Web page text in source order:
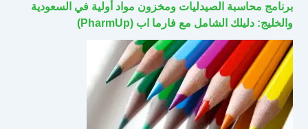
برنامج محاسبة الصيدليات ومخزون مواد أولية في السعودية
والخليج: دليلك الشامل مع فارما اب (PharmUp)